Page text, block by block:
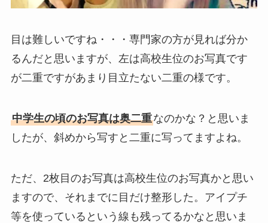
目は難しいですね・・・専門家の方が見れば分か
るんだと思いますが、左は高校生位のお写真です
が二重ですがあまり目立たない二重の様です。
中学生の頃のお写真は奥二重なのかな？と思いま
したが、斜めから写すと二重に写ってますよね。
ただ、2枚目のお写真は高校生位のお写真かと思い
ますので、それまでに目だけ整形した。アイプチ
等を使っているという線も残ってるかなと思いま